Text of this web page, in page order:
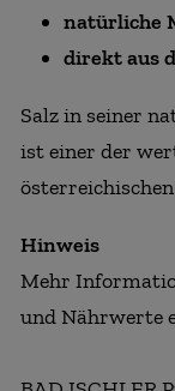
natürliche
direkt aus
Salz in seiner
ist einer der
Hinweis
Mehr
und Nährwerte